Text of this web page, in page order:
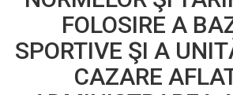
FOLOSIRE A
SPORTIVE ŞI A
CAZARE